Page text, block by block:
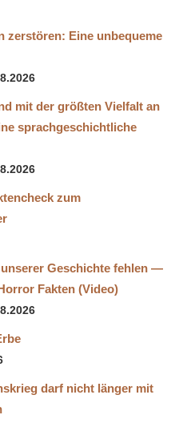
zerstören: Eine unbequeme
mit der größten Vielfalt an
sprachgeschichtliche
zum
Geschichte fehlen —
Fakten (Video)
darf nicht länger mit